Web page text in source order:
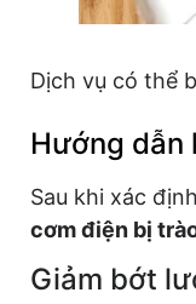
Dịch vụ có thể
Hướng dẫn
Sau khi xác
cơm điện bị
Giảm bớt